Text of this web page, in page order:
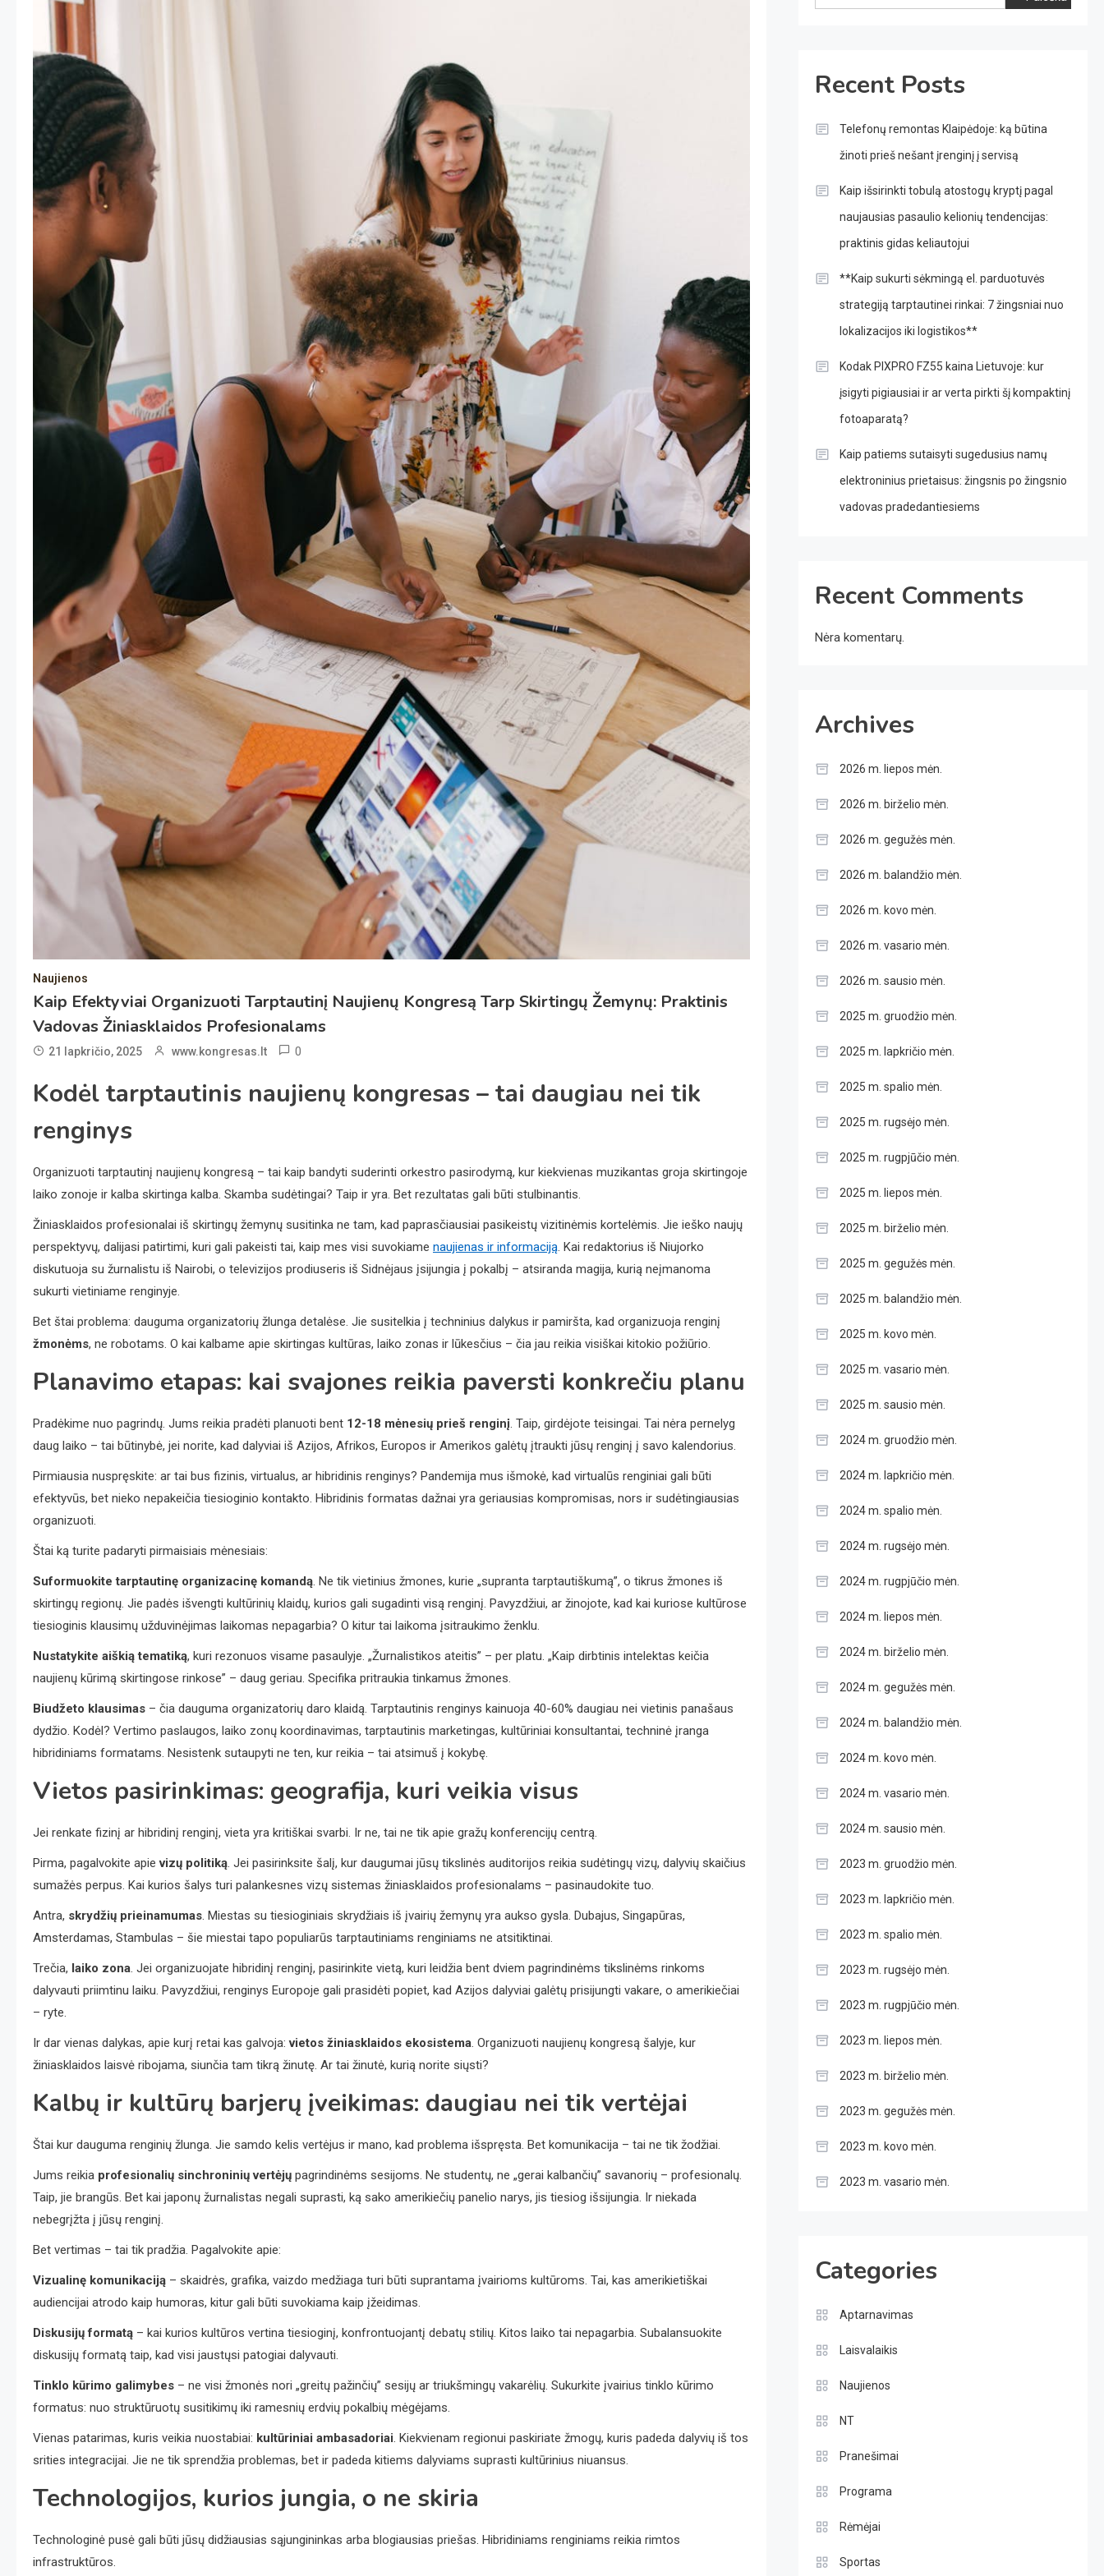
Naujienos
Kaip Efektyviai Organizuoti Tarptautinį Naujienų Kongresą Tarp Skirtingų Žemynų: Praktinis
Vadovas Žiniasklaidos Profesionalams
21 lapkričio, 2025 www.kongresas.lt 0
Kodėl tarptautinis naujienų kongresas – tai daugiau nei tik
renginys
Organizuoti tarptautinį naujienų kongresą – tai kaip bandyti suderinti orkestro pasirodymą, kur kiekvienas muzikantas groja skirtingoje
laiko zonoje ir kalba skirtinga kalba. Skamba sudėtingai? Taip ir yra. Bet rezultatas gali būti stulbinantis.
Žiniasklaidos profesionalai iš skirtingų žemynų susitinka ne tam, kad paprasčiausiai pasikeistų vizitinėmis kortelėmis. Jie ieško naujų
perspektyvų, dalijasi patirtimi, kuri gali pakeisti tai, kaip mes visi suvokiame naujienas ir informaciją. Kai redaktorius iš Niujorko
diskutuoja su žurnalistu iš Nairobi, o televizijos prodiuseris iš Sidnėjaus įsijungia į pokalbį – atsiranda magija, kurią neįmanoma
sukurti vietiniame renginyje.
Bet štai problema: dauguma organizatorių žlunga detalėse. Jie susitelkia į techninius dalykus ir pamiršta, kad organizuoja renginį
žmonėms, ne robotams. O kai kalbame apie skirtingas kultūras, laiko zonas ir lūkesčius – čia jau reikia visiškai kitokio požiūrio.
Planavimo etapas: kai svajones reikia paversti konkrečiu planu
Pradėkime nuo pagrindų. Jums reikia pradėti planuoti bent 12-18 mėnesių prieš renginį. Taip, girdėjote teisingai. Tai nėra pernelyg
daug laiko – tai būtinybė, jei norite, kad dalyviai iš Azijos, Afrikos, Europos ir Amerikos galėtų įtraukti jūsų renginį į savo kalendorius.
Pirmiausia nuspręskite: ar tai bus fizinis, virtualus, ar hibridinis renginys? Pandemija mus išmokė, kad virtualūs renginiai gali būti
efektyvūs, bet nieko nepakeičia tiesioginio kontakto. Hibridinis formatas dažnai yra geriausias kompromisas, nors ir sudėtingiausias
organizuoti.
Štai ką turite padaryti pirmaisiais mėnesiais:
Suformuokite tarptautinę organizacinę komandą. Ne tik vietinius žmones, kurie „supranta tarptautiškumą”, o tikrus žmones iš
skirtingų regionų. Jie padės išvengti kultūrinių klaidų, kurios gali sugadinti visą renginį. Pavyzdžiui, ar žinojote, kad kai kuriose kultūrose
tiesioginis klausimų užduvinėjimas laikomas nepagarbia? O kitur tai laikoma įsitraukimo ženklu.
Nustatykite aiškią tematiką, kuri rezonuos visame pasaulyje. „Žurnalistikos ateitis” – per platu. „Kaip dirbtinis intelektas keičia
naujienų kūrimą skirtingose rinkose” – daug geriau. Specifika pritraukia tinkamus žmones.
Biudžeto klausimas – čia dauguma organizatorių daro klaidą. Tarptautinis renginys kainuoja 40-60% daugiau nei vietinis panašaus
dydžio. Kodėl? Vertimo paslaugos, laiko zonų koordinavimas, tarptautinis marketingas, kultūriniai konsultantai, techninė įranga
hibridiniams formatams. Nesistenk sutaupyti ne ten, kur reikia – tai atsimuš į kokybę.
Vietos pasirinkimas: geografija, kuri veikia visus
Jei renkate fizinį ar hibridinį renginį, vieta yra kritiškai svarbi. Ir ne, tai ne tik apie gražų konferencijų centrą.
Pirma, pagalvokite apievizų politiką. Jei pasirinksite šalį, kur daugumai jūsų tikslinės auditorijos reikia sudėtingų vizų, dalyvių skaičius
sumažės perpus. Kai kurios šalys turi palankesnes vizų sistemas žiniasklaidos profesionalams – pasinaudokite tuo.
Antra, skrydžių prieinamumas. Miestas su tiesioginiais skrydžiais iš įvairių žemynų yra aukso gysla. Dubajus, Singapūras,
Amsterdamas, Stambulas – šie miestai tapo populiarūs tarptautiniams renginiams ne atsitiktinai.
Trečia, laiko zona. Jei organizuojate hibridinį renginį, pasirinkite vietą, kuri leidžia bent dviem pagrindinėms tikslinėms rinkoms
dalyvauti priimtinu laiku. Pavyzdžiui, renginys Europoje gali prasidėti popiet, kad Azijos dalyviai galėtų prisijungti vakare, o amerikiečiai
– ryte.
Ir dar vienas dalykas, apie kurį retai kas galvoja:vietos žiniasklaidos ekosistema. Organizuoti naujienų kongresą šalyje, kur
žiniasklaidos laisvė ribojama, siunčia tam tikrą žinutę. Ar tai žinutė, kurią norite siųsti?
Kalbų ir kultūrų barjerų įveikimas: daugiau nei tik vertėjai
Štai kur dauguma renginių žlunga. Jie samdo kelis vertėjus ir mano, kad problema išspręsta. Bet komunikacija – tai ne tik žodžiai.
Jums reikia profesionalių sinchroninių vertėjų pagrindinėms sesijoms. Ne studentų, ne „gerai kalbančių” savanorių – profesionalų.
Taip, jie brangūs. Bet kai japonų žurnalistas negali suprasti, ką sako amerikiečių panelio narys, jis tiesiog išsijungia. Ir niekada
nebegrįžta į jūsų renginį.
Bet vertimas – tai tik pradžia. Pagalvokite apie:
Vizualinę komunikaciją – skaidrės, grafika, vaizdo medžiaga turi būti suprantama įvairioms kultūroms. Tai, kas amerikietiškai
audiencijai atrodo kaip humoras, kitur gali būti suvokiama kaip įžeidimas.
Diskusijų formatą – kai kurios kultūros vertina tiesioginį, konfrontuojantį debatų stilių. Kitos laiko tai nepagarbia. Subalansuokite
diskusijų formatą taip, kad visi jaustųsi patogiai dalyvauti.
Tinklo kūrimo galimybes – ne visi žmonės nori „greitų pažinčių” sesijų ar triukšmingų vakarėlių. Sukurkite įvairius tinklo kūrimo
formatus: nuo struktūruotų susitikimų iki ramesnių erdvių pokalbių mėgėjams.
Vienas patarimas, kuris veikia nuostabiai: kultūriniai ambasadoriai. Kiekvienam regionui paskiriate žmogų, kuris padeda dalyvių iš tos
srities integracijai. Jie ne tik sprendžia problemas, bet ir padeda kitiems dalyviams suprasti kultūrinius niuansus.
Technologijos, kurios jungia, o ne skiria
Technologinė pusė gali būti jūsų didžiausias sąjungininkas arba blogiausias priešas. Hibridiniams renginiams reikia rimtos
infrastruktūros.
Recent Posts
Telefonų remontas Klaipėdoje: ką būtina
žinoti prieš nešant įrenginį į servisą
Kaip išsirinkti tobulą atostogų kryptį pagal
naujausias pasaulio kelionių tendencijas:
praktinis gidas keliautojui
**Kaip sukurti sėkmingą el. parduotuvės
strategiją tarptautinei rinkai: 7 žingsniai nuo
lokalizacijos iki logistikos**
Kodak PIXPRO FZ55 kaina Lietuvoje: kur
įsigyti pigiausiai ir ar verta pirkti šį kompaktinį
fotoaparatą?
Kaip patiems sutaisyti sugedusius namų
elektroninius prietaisus: žingsnis po žingsnio
vadovas pradedantiesiems
Recent Comments
Nėra komentarų.
Archives
2026 m. liepos mėn.
2026 m. birželio mėn.
2026 m. gegužės mėn.
2026 m. balandžio mėn.
2026 m. kovo mėn.
2026 m. vasario mėn.
2026 m. sausio mėn.
2025 m. gruodžio mėn.
2025 m. lapkričio mėn.
2025 m. spalio mėn.
2025 m. rugsėjo mėn.
2025 m. rugpjūčio mėn.
2025 m. liepos mėn.
2025 m. birželio mėn.
2025 m. gegužės mėn.
2025 m. balandžio mėn.
2025 m. kovo mėn.
2025 m. vasario mėn.
2025 m. sausio mėn.
2024 m. gruodžio mėn.
2024 m. lapkričio mėn.
2024 m. spalio mėn.
2024 m. rugsėjo mėn.
2024 m. rugpjūčio mėn.
2024 m. liepos mėn.
2024 m. birželio mėn.
2024 m. gegužės mėn.
2024 m. balandžio mėn.
2024 m. kovo mėn.
2024 m. vasario mėn.
2024 m. sausio mėn.
2023 m. gruodžio mėn.
2023 m. lapkričio mėn.
2023 m. spalio mėn.
2023 m. rugsėjo mėn.
2023 m. rugpjūčio mėn.
2023 m. liepos mėn.
2023 m. birželio mėn.
2023 m. gegužės mėn.
2023 m. kovo mėn.
2023 m. vasario mėn.
Categories
Aptarnavimas
Laisvalaikis
Naujienos
NT
Pranešimai
Programa
Rėmėjai
Sportas